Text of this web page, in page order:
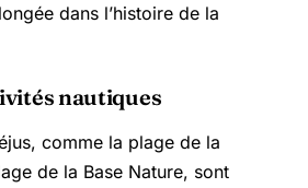
dans l’histoire de la
nautiques
comme la plage de la
de la Base Nature, sont